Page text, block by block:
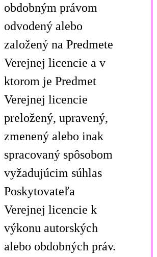
obdobným právom
odvodený alebo
založený na Predmete
Verejnej licencie a v
ktorom je Predmet
Verejnej licencie
preložený, upravený,
zmenený alebo inak
spracovaný spôsobom
vyžadujúcim súhlas
Poskytovateľa
Verejnej licencie k
výkonu autorských
alebo obdobných práv.